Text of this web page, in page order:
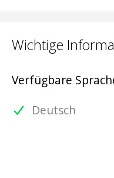
Wichtige
Verfügbare
Deutsch